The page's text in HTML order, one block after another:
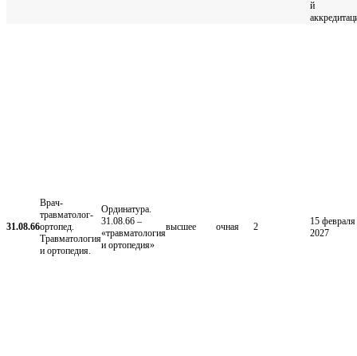
й
31.08.66
Врач-
травматолог-
ортопед.
Травматология
и ортопедия.
Ординатура.
31.08.66 –
«травматология
и ортопедия»
высшее очная 2
15 февраля
2027